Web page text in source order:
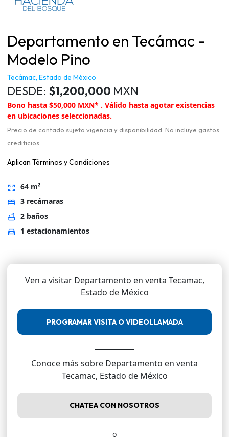
Departamento en Tecámac -
Modelo Pino
Tecámac, Estado de México
DESDE: $1,200,000 MXN
Bono hasta $50,000 MXN* . Válido hasta agotar existencias
en ubicaciones seleccionadas.
Precio de contado sujeto vigencia y disponibilidad. No incluye gastos
crediticios.
Aplican Términos y Condiciones
zoom_out_map 64 m²
bed 3 recámaras
bathtub 2 baños
directions_car 1 estacionamientos
Ven a visitar Departamento en venta Tecamac,
Estado de México
PROGRAMAR VISITA O VIDEOLLAMADA
Conoce más sobre Departamento en venta
Tecamac, Estado de México
CHATEA CON NOSOTROS
o